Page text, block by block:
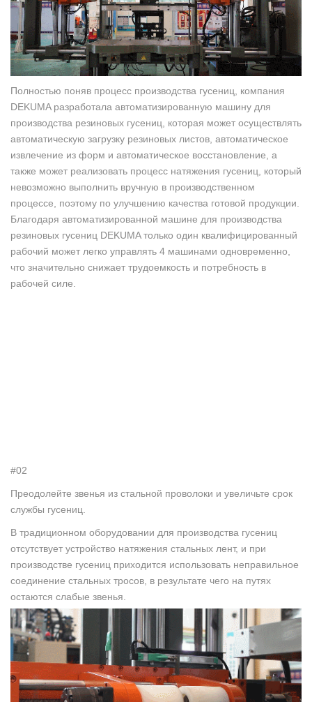
Полностью поняв процесс производства гусениц, компания
DEKUMA разработала автоматизированную машину для
производства резиновых гусениц, которая может осуществлять
автоматическую загрузку резиновых листов, автоматическое
извлечение из форм и автоматическое восстановление, а
также может реализовать процесс натяжения гусениц, который
невозможно выполнить вручную в производственном
процессе, поэтому по улучшению качества готовой продукции.
Благодаря автоматизированной машине для производства
резиновых гусениц DEKUMA только один квалифицированный
рабочий может легко управлять 4 машинами одновременно,
что значительно снижает трудоемкость и потребность в
рабочей силе.
#02
Преодолейте звенья из стальной проволоки и увеличьте срок
службы гусениц.
В традиционном оборудовании для производства гусениц
отсутствует устройство натяжения стальных лент, и при
производстве гусениц приходится использовать неправильное
соединение стальных тросов, в результате чего на путях
остаются слабые звенья.